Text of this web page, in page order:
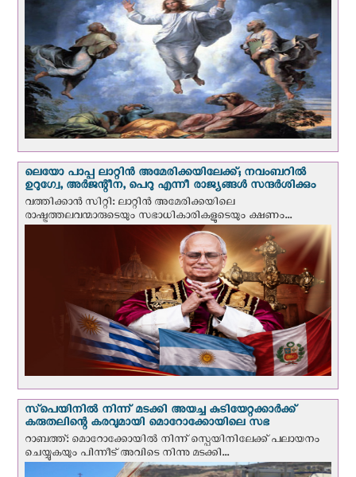
ലെയോ പാപ്പ ലാറ്റിൻ അമേരിക്കയിലേക്ക്; നവംബറില്‍
ഉറുഗ്വേ, അർജന്റീന, പെറു എന്നീ രാജ്യങ്ങള്‍ സന്ദര്‍ശിക്കും
വത്തിക്കാന്‍ സിറ്റി: ലാറ്റിന്‍ അമേരിക്കയിലെ
രാഷ്ട്രത്തലവന്മാരുടെയും സഭാധികാരികളുടെയും ക്ഷണം...
സ്‌പെയിനില്‍ നിന്ന് മടക്കി അയച്ച കുടിയേറ്റക്കാര്‍ക്ക്
കരുതലിന്റെ കരവുമായി മൊറോക്കോയിലെ സഭ
റാബത്ത്: മൊറോക്കോയിൽ നിന്ന് സ്പെയിനിലേക്ക് പലായനം
ചെയ്യുകയും പിന്നീട് അവിടെ നിന്നു മടക്കി...